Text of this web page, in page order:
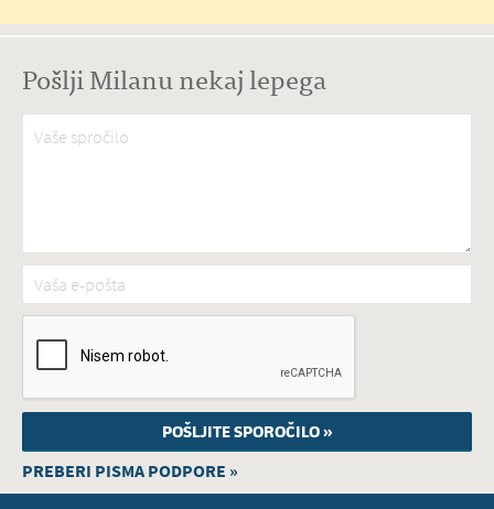
Pošlji Milanu nekaj lepega
Vaše spročilo*
Vaša e-pošta*
PREBERI PISMA PODPORE »